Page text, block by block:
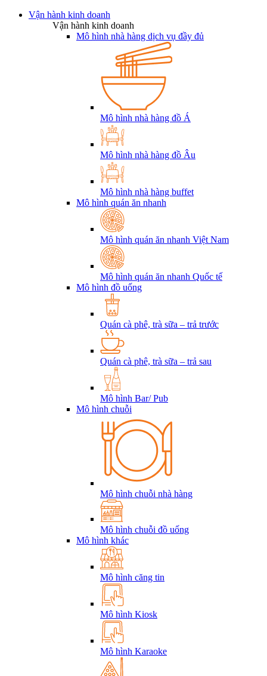
Vận hành kinh doanh
Vận hành kinh doanh
Mô hình nhà hàng dịch vụ đầy đủ
Mô hình nhà hàng đồ Á
Mô hình nhà hàng đồ Âu
Mô hình nhà hàng buffet
Mô hình quán ăn nhanh
Mô hình quán ăn nhanh Việt Nam
Mô hình quán ăn nhanh Quốc tế
Mô hình đồ uống
Quán cà phê, trà sữa – trả trước
Quán cà phê, trà sữa – trả sau
Mô hình Bar/ Pub
Mô hình chuỗi
Mô hình chuỗi nhà hàng
Mô hình chuỗi đồ uống
Mô hình khác
Mô hình căng tin
Mô hình Kiosk
Mô hình Karaoke